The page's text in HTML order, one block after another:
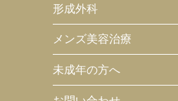
形成外科
メンズ美容治療
未成年の方へ